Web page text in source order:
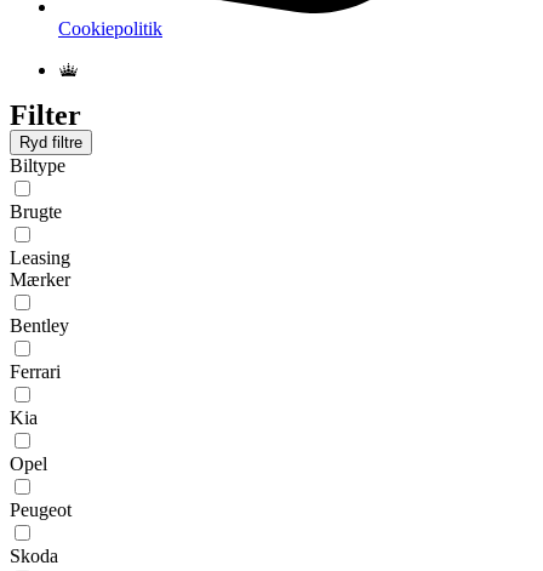
Cookiepolitik
Filter
Ryd filtre
Biltype
Brugte
Leasing
Mærker
Bentley
Ferrari
Kia
Opel
Peugeot
Skoda